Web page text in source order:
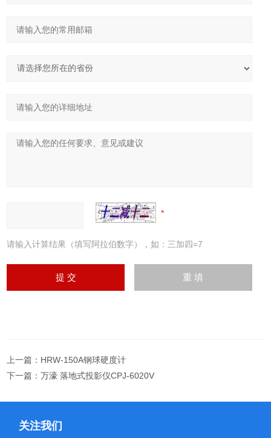
请输入计算结果（填写阿拉伯数字），如：三加四=7
上一篇： HRW-150A钢球硬度计
下一篇：万濠 落地式投影仪CPJ-6020V
关注我们